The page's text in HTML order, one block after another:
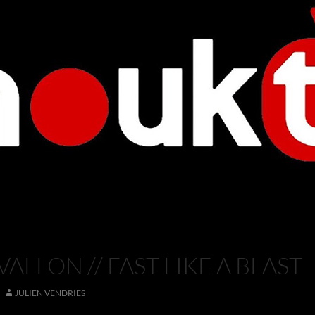
// FAST LIKE A BLAST
JULIEN VENDRIES